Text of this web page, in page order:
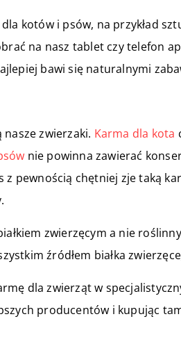
kotów i psów, na przykład
na nasz tablet czy telefon
bawi się naturalnymi
zwierzaki. Karma dla kota
nie powinna zawierać
z pewnością chętniej zje taką
zwierzęcym a nie
źródłem białka
dla zwierząt w
producentów i kupując